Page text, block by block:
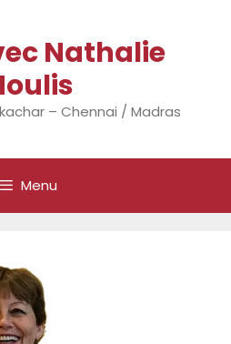
Nathalie
– Chennai / Madras
Menu